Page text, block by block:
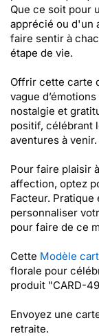
Que ce soit pour
apprécié ou d'un
faire sentir à
étape de vie.
Offrir cette carte
vague
nostalgie et
positif, célébrant
aventures à venir.
Pour faire plaisir
affection, optez
Facteur.
personnaliser
pour faire de ce
Cette Modèle
florale pour
produit "CARD-
Envoyez une
retraite.